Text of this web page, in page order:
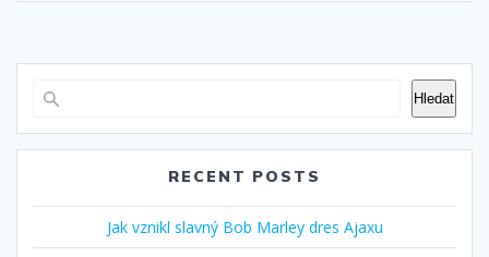
Hledat
RECENT POSTS
Jak vznikl slavný Bob Marley dres Ajaxu